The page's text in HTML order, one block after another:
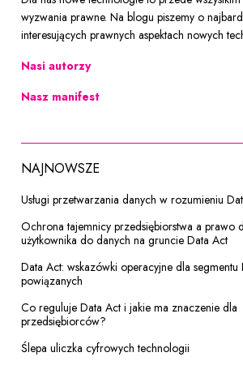
wyzwania prawne. Na blogu piszemy o
interesujących prawnych aspektach nowych
Nasi autorzy
Nasz manifest
NAJNOWSZE
Usługi przetwarzania danych w rozumieniu
Ochrona tajemnicy przedsiębiorstwa a prawo
użytkownika do danych na gruncie Data Act
Data Act: wskazówki operacyjne dla segmentu
powiązanych
Co reguluje Data Act i jakie ma znaczenie dla
przedsiębiorców?
Ślepa uliczka cyfrowych technologii